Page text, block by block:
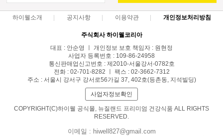
하이웰소개 공지사항 이용약관 개인정보처리방침
주식회사 하이웰코리아
대표 : 안순영 ㅣ 개인정보 보호 책임자 : 원현정
사업자 등록번호 : 109-86-24958
통신판매업신고번호 : 제2010-서울강서-0782호
전화 : 02-701-8282 ㅣ 팩스 : 02-3662-7312
주소 : 서울시 강서구 강서로56가길 37, 402호(등촌동, 지석빌딩)
사업자정보확인
COPYRIGHT(C)하이웰 공식몰, 뉴질랜드 프리미엄 건강식품 ALL RIGHTS
RESERVED.
이메일 : hiwell827@gmail.com